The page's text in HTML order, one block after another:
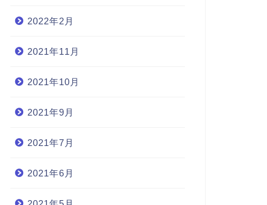
2022年2月
2021年11月
2021年10月
2021年9月
2021年7月
2021年6月